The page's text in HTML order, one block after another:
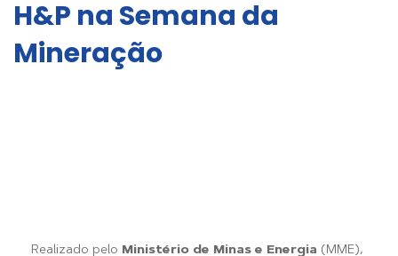
H&P na Semana da
Mineração
Realizado pelo Ministério de Minas e Energia (MME),